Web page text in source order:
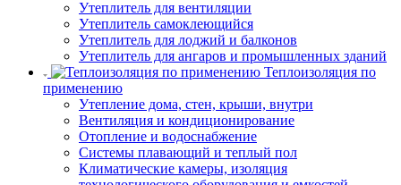
Утеплитель для вентиляции
Утеплитель самоклеющийся
Утеплитель для лоджий и балконов
Утеплитель для ангаров и промышленных зданий
Теплоизоляция по
применению
Утепление дома, стен, крыши, внутри
Вентиляция и кондиционирование
Отопление и водоснабжение
Системы плавающий и теплый пол
Климатические камеры, изоляция